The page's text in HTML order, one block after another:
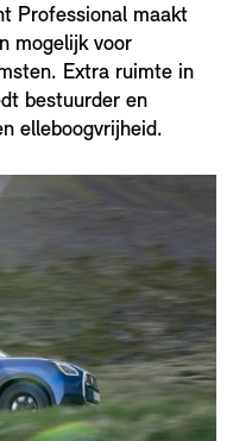
Professional maakt
mogelijk voor
Extra ruimte in
bestuurder en
elleboogvrijheid.